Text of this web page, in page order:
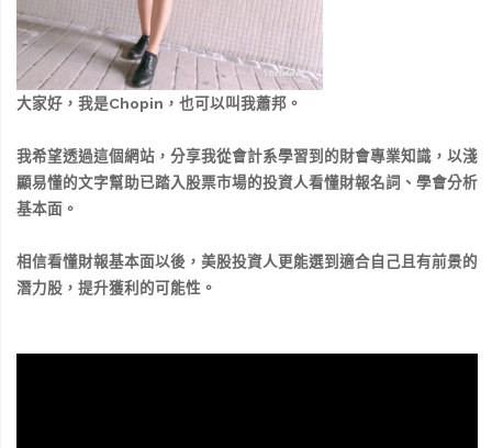
大家好，我是Chopin，也可以叫我蕭邦。
我希望透過這個網站，分享我從會計系學習到的財會專業知識，以淺
顯易懂的文字幫助已踏入股票市場的投資人看懂財報名詞、學會分析
基本面。
相信看懂財報基本面以後，美股投資人更能選到適合自己且有前景的
潛力股，提升獲利的可能性。